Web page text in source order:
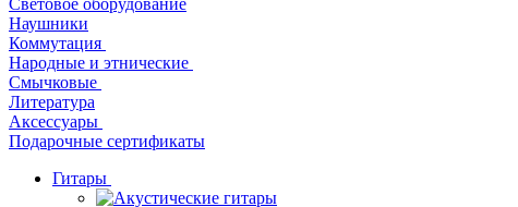
Световое оборудование
Наушники
Коммутация
Народные и этнические
Смычковые
Литература
Аксессуары
Подарочные сертификаты
Гитары